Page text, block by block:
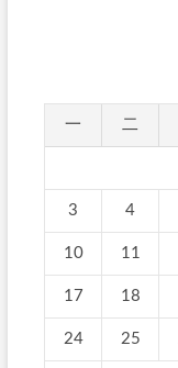
一 二
3 4
10 11
17 18
24 25